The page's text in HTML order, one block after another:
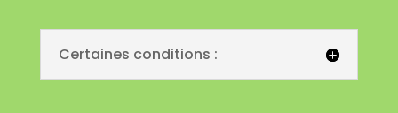
Certaines conditions :